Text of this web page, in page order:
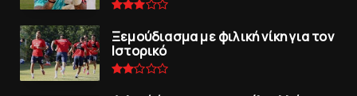
Ξεμούδιασμα με φιλική νίκη για τoν
Iστορικό